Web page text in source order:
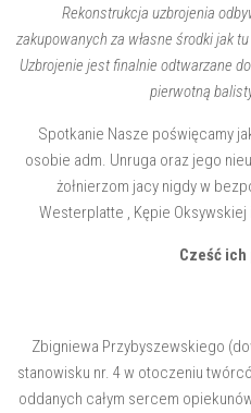
Rekonstrukcja uzbrojenia
zakupowanych za własne środki jak
Uzbrojenie jest finalnie odtwarzane
pierwotną
Spotkanie Nasze poświęcamy
osobie adm. Unruga oraz jego
żołnierzom jacy nigdy w
Westerplatte , Kępie
Cześć ich
Zbigniewa Przybyszewskiego
stanowisku nr. 4 w otoczeniu
oddanych całym sercem